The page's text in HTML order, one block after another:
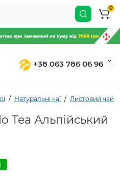
+38 063 786 06 96
0
Натуральні чаї Листовий чай
Tea Альпійський